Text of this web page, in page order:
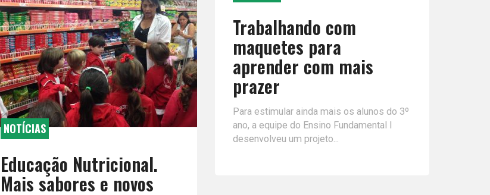
NOTÍCIAS
Educação Nutricional.
Mais sabores e novos
Trabalhando com
maquetes para
aprender com mais
prazer
Para estimular ainda mais os alunos do 3º
ano, a equipe do Ensino Fundamental I
desenvolveu um projeto...